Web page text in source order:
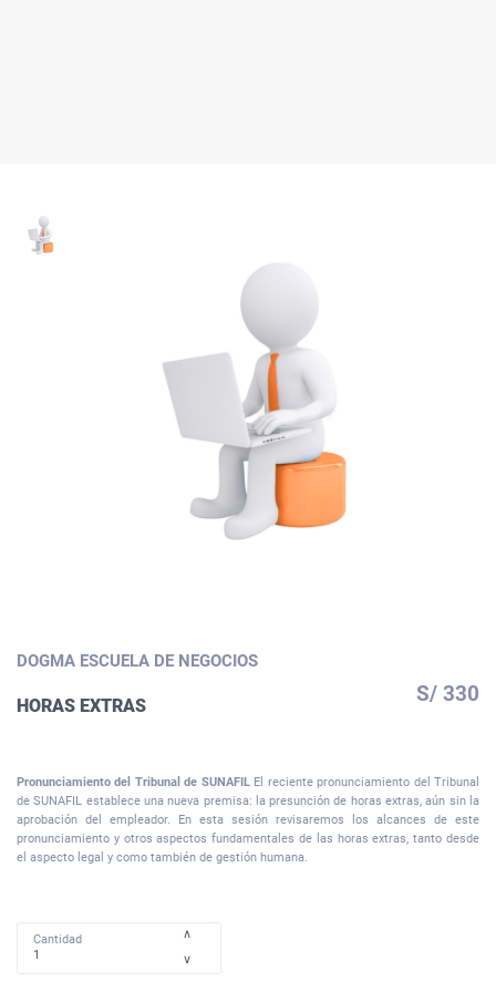
DOGMA ESCUELA DE NEGOCIOS
HORAS EXTRAS S/ 330
Pronunciamiento del Tribunal de SUNAFILEl reciente pronunciamiento del Tribunal
de SUNAFIL establece una nueva premisa: la presunción de horas extras, aún sin la
aprobación del empleador. En esta sesión revisaremos los alcances de este
pronunciamiento y otros aspectos fundamentales de las horas extras, tanto desde
el aspecto legal y como también de gestión humana.
Cantidad
∨
∧